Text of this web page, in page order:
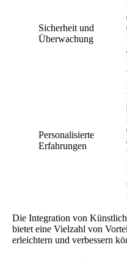
Sicherheit und
Überwachung
Personalisierte
Erfahrungen
Die Integration von
bietet eine Vielzahl von
erleichtern und verbessern